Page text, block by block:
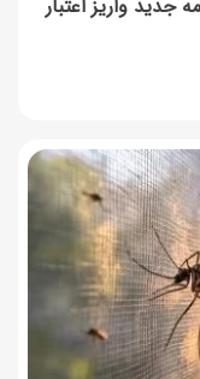
جدید واریز اعتبار